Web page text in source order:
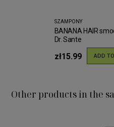
SZAMPONY
BANANA HAIR
Dr. Sante
zł15.99 ADD
Other products in the